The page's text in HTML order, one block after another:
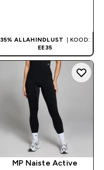
35% ALLAHINDLUST
| KOOD:
EE35
MP Naiste Active